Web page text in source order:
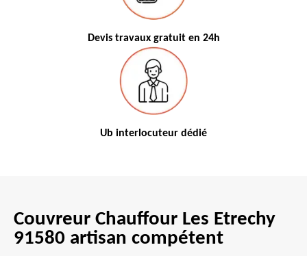
Devis travaux gratuit en 24h
Ub interlocuteur dédié
Couvreur Chauffour Les Etrechy
91580 artisan compétent